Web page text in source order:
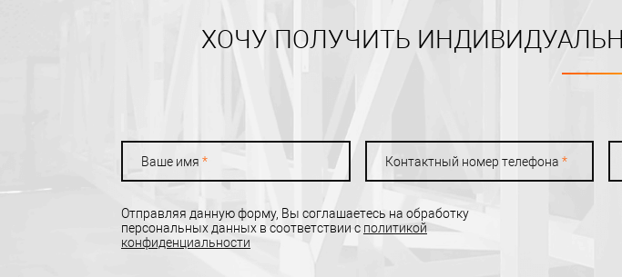
ХОЧУ ПОЛУЧИТЬ
Ваше имя * Контактный номер телефона *
Отправляя данную форму, Вы соглашаетесь на обработку
персональных данных в соответствии с политикой
конфиденциальности